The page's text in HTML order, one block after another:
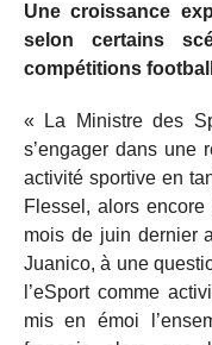
Une croissance
selon certains
compétitions
« La Ministre des
s’engager dans une
activité sportive en
Flessel, alors
mois de juin dernier
Juanico, à une
l’eSport comme
mis en émoi